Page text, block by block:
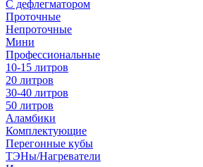
С дефлегматором
Проточные
Непроточные
Мини
Профессиональные
10-15 литров
20 литров
30-40 литров
50 литров
Аламбики
Комплектующие
Перегонные кубы
ТЭНы/Нагреватели